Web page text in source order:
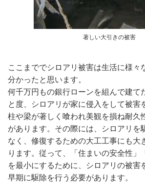
著しい大引きの被害
ここまででシロアリ被害は生活に様々
分かったと思います。
何千万円もの銀行ローンを組んで建て
と度、シロアリが家に侵入をして被害
柱や梁が著しく喰われ美観を損ね耐久
があります。その際には、シロアリを
なく、修復するための大工工事にも大
ります。従って、「住まいの安全性」
を最小にするために、シロアリの被害
早期に駆除を行う必要があります。